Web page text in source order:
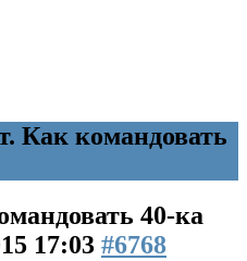
Как командовать
40-ка
17:03 #6768